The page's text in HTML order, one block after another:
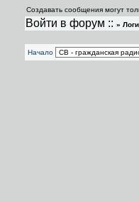
Создавать сообщения могут
Войти в форум :: »
Начало